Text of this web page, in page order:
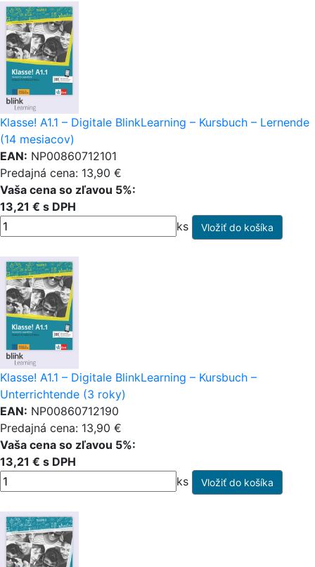
Klasse! A1.1 – Digitale BlinkLearning – Kursbuch – Lernende
(14 mesiacov)
EAN: NP00860712101
Predajná cena: 13,90 €
Vaša cena so zľavou 5%:
13,21 € s DPH
ks
Klasse! A1.1 – Digitale BlinkLearning – Kursbuch –
Unterrichtende (3 roky)
EAN: NP00860712190
Predajná cena: 13,90 €
Vaša cena so zľavou 5%:
13,21 € s DPH
ks